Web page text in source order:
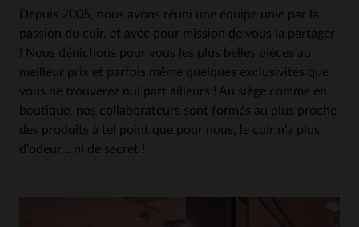
Depuis 2005, nous avons réuni une équipe unie par la
passion du cuir, et avec pour mission de vous la partager
! Nous dénichons pour vous les plus belles pièces au
meilleur prix et parfois même quelques exclusivités que
vous ne trouverez nul part ailleurs ! Au siège comme en
boutique, nos collaborateurs sont formés au plus proche
des produits à tel point que pour nous, le cuir n'a plus
d'odeur... ni de secret !